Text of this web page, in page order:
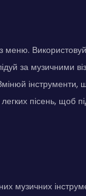
меню.
за музичними
інструменти,
пісень, щоб
музичних